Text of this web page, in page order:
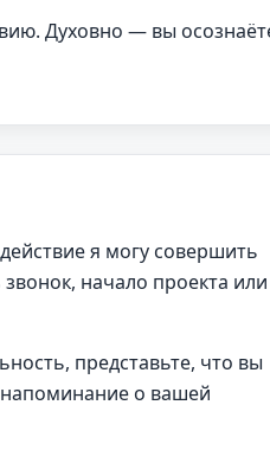
Духовно — вы
я могу совершить
начало проекта или
представьте, что вы
напоминание о вашей